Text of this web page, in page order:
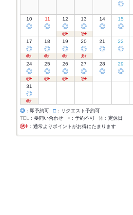
◎
10
◎
11
◎
12
◎
13
◎
14
◎
15
◎
17
◎
18
◎
19
◎
20
◎
21
◎
22
◎
24
◎
25
◎
26
◎
27
◎
28
◎
29
◎
31
◎
◎ ：即予約可 □ ：リクエスト予約可
TEL
：要問い合わせ × ：予約不可 休 ：定休日
：通常よりポイントがお得にたまります